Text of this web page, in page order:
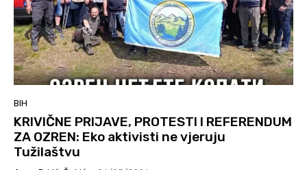
BIH
KRIVIČNE PRIJAVE, PROTESTI I REFERENDUM
ZA OZREN: Eko aktivisti ne vjeruju
Tužilaštvu